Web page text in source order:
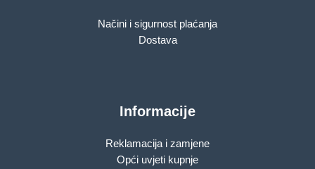
Načini i sigurnost plaćanja
Dostava
Informacije
Reklamacija i zamjene
Opći uvjeti kupnje